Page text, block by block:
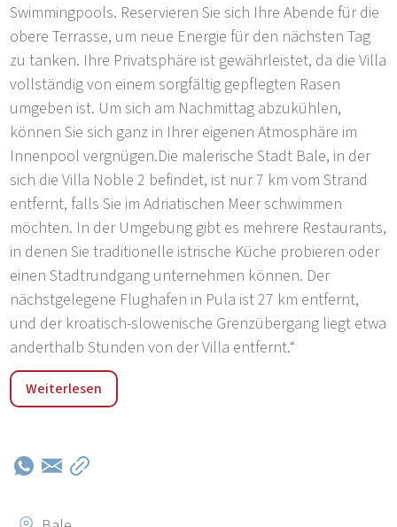
Swimmingpools. Reservieren Sie sich Ihre Abende für die
obere Terrasse, um neue Energie für den nächsten Tag
zu tanken. Ihre Privatsphäre ist gewährleistet, da die Villa
vollständig von einem sorgfältig gepflegten Rasen
umgeben ist. Um sich am Nachmittag abzukühlen,
können Sie sich ganz in Ihrer eigenen Atmosphäre im
Innenpool vergnügen.Die malerische Stadt Bale, in der
sich die Villa Noble 2 befindet, ist nur 7 km vom Strand
entfernt, falls Sie im Adriatischen Meer schwimmen
möchten. In der Umgebung gibt es mehrere Restaurants,
in denen Sie traditionelle istrische Küche probieren oder
einen Stadtrundgang unternehmen können. Der
nächstgelegene Flughafen in Pula ist 27 km entfernt,
und der kroatisch-slowenische Grenzübergang liegt etwa
anderthalb Stunden von der Villa entfernt.“
„Die Stadt Bale, die auf einer Höhe von 140 Metern über
dem Meeresspiegel liegt, befindet sich am Schnittpunkt
15. Jahrhundert um die mittelalterliche Burg der
frühesten schriftlichen Quellen als die römische Siedlung
Weiterlesen